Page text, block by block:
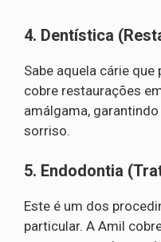
4. Dentística
Sabe aquela cárie
cobre restaurações
amálgama,
sorriso.
5. Endodontia
Este é um dos
particular. A Amil